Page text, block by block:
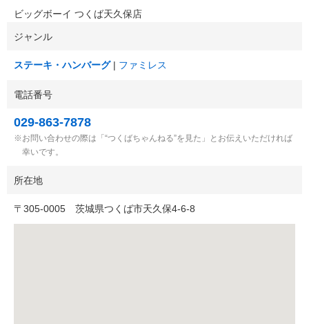
ビッグボーイ つくば天久保店
ジャンル
ステーキ・ハンバーグ ファミレス
電話番号
029-863-7878
お問い合わせの際は「“つくばちゃんねる”を見た」とお伝えいただければ
幸いです。
所在地
〒 305-0005 茨城県つくば市天久保4-6-8